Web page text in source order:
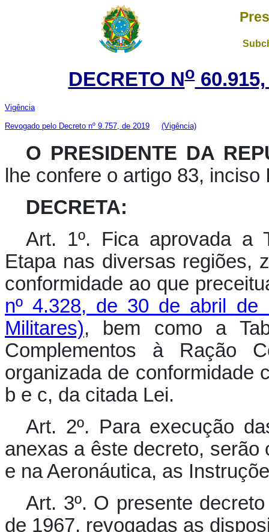
DECRETO No60.915,
Vigência
Revogado pelo Decreto nº 9.757, de 2019 (Vigência)
O PRESIDENTE DA
lhe confere o artigo 83,
DECRETA:
Art. 1º. Fica aprovada a
Etapa nas diversas regiões,
conformidade ao que
nº 4.328, de 30 de abril de
Militares), bem como a
Complementos à Ração
organizada de conformidade
b e c, da citada Lei.
Art. 2º. Para execução
anexas a êste decreto,
e na Aeronáutica, as
Art. 3º. O presente
de 1967, revogadas as